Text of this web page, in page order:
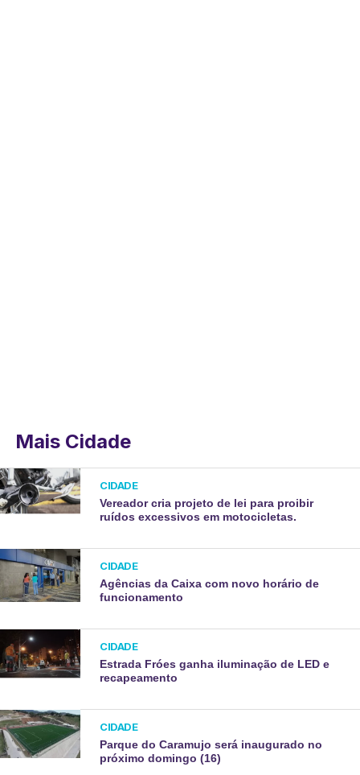
Mais Cidade
CIDADE
Vereador cria projeto de lei para proibir
ruídos excessivos em motocicletas.
CIDADE
Agências da Caixa com novo horário de
funcionamento
CIDADE
Estrada Fróes ganha iluminação de LED e
recapeamento
CIDADE
Parque do Caramujo será inaugurado no
próximo domingo (16)